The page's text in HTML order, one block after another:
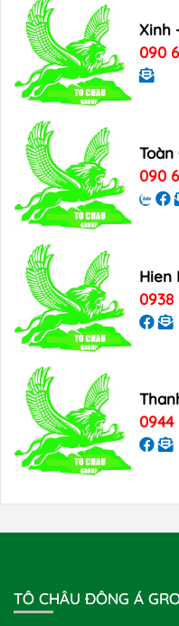
Xinh
090
Toàn
090
Hien
0938
0944
TÔ CHÂU ĐÔNG Á